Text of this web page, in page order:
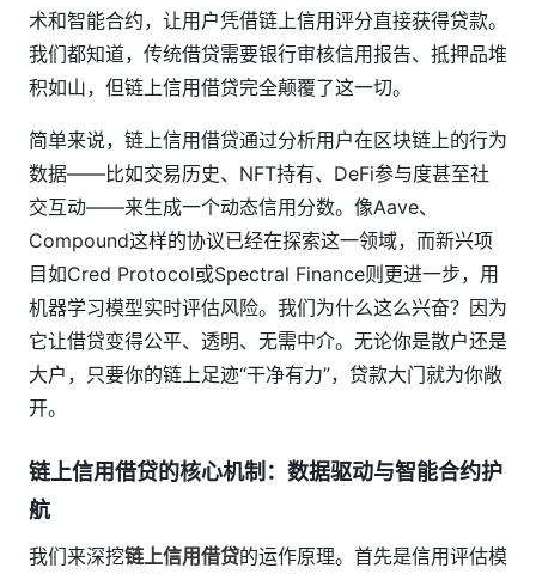
术和智能合约，让用户凭借链上信用评分直接获得贷款。
我们都知道，传统借贷需要银行审核信用报告、抵押品堆
积如山，但链上信用借贷完全颠覆了这一切。
简单来说，链上信用借贷通过分析用户在区块链上的行为
数据——比如交易历史、NFT持有、DeFi参与度甚至社
交互动——来生成一个动态信用分数。像Aave、
Compound这样的协议已经在探索这一领域，而新兴项
目如Cred Protocol或Spectral Finance则更进一步，用
机器学习模型实时评估风险。我们为什么这么兴奋？因为
它让借贷变得公平、透明、无需中介。无论你是散户还是
大户，只要你的链上足迹“干净有力”，贷款大门就为你敞
开。
链上信用借贷的核心机制：数据驱动与智能合约护
航
我们来深挖链上信用借贷的运作原理。首先是信用评估模